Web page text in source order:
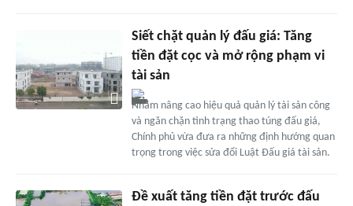
Siết chặt quản lý đấu giá: Tăng
tiền đặt cọc và mở rộng phạm vi
tài sản
Nhằm nâng cao hiệu quả quản lý tài sản công
và ngăn chặn tình trạng thao túng đấu giá,
Chính phủ vừa đưa ra những định hướng quan
trọng trong việc sửa đổi Luật Đấu giá tài sản.
Đề xuất tăng tiền đặt trước đấu